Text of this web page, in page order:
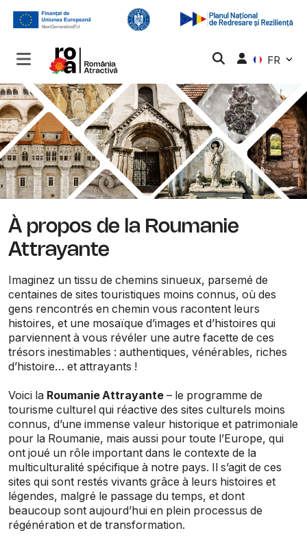
FR
À propos de la Roumanie
Attrayante
Imaginez un tissu de chemins sinueux, parsemé de
centaines de sites touristiques moins connus, où des
gens rencontrés en chemin vous racontent leurs
histoires, et une mosaïque d’images et d’histoires qui
parviennent à vous révéler une autre facette de ces
trésors inestimables : authentiques, vénérables, riches
d’histoire… et attrayants !
Voici la Roumanie Attrayante – le programme de
tourisme culturel qui réactive des sites culturels moins
connus, d’une immense valeur historique et patrimoniale
pour la Roumanie, mais aussi pour toute l’Europe, qui
ont joué un rôle important dans le contexte de la
multiculturalité spécifique à notre pays. Il s’agit de ces
sites qui sont restés vivants grâce à leurs histoires et
légendes, malgré le passage du temps, et dont
beaucoup sont aujourd’hui en plein processus de
régénération et de transformation.